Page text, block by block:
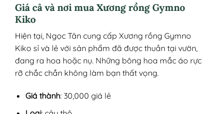
Giá cả và nơi mua Xương rồng Gymno
Kiko
Hiện tại, Ngọc Tân cung cấp Xương rồng Gymno
Kiko sỉ và lẻ với sản phẩm đã được thuần tại vườn,
đang ra hoa hoặc nụ. Những bông hoa mắc áo rực
rỡ chắc chắn không làm bạn thất vọng.
Giá thành: 30,000 giá lẻ